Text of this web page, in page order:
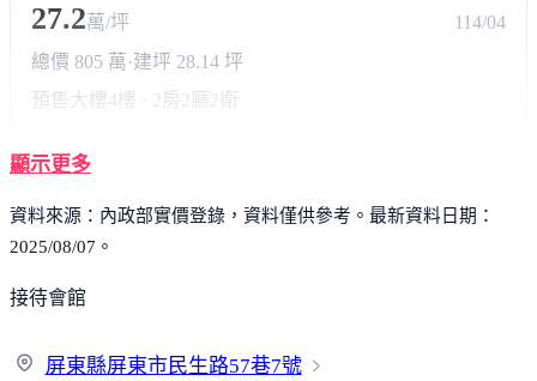
27.2萬/坪
114/04
總價 805 萬 ·建坪 28.14 坪
預售大樓4樓 · 2房2廳2衛
顯示更多
資料來源：內政部實價登錄，資料僅供參考。最新資料日期：
2025/08/07。
接待會館
屏東縣屏東市民生路57巷7號